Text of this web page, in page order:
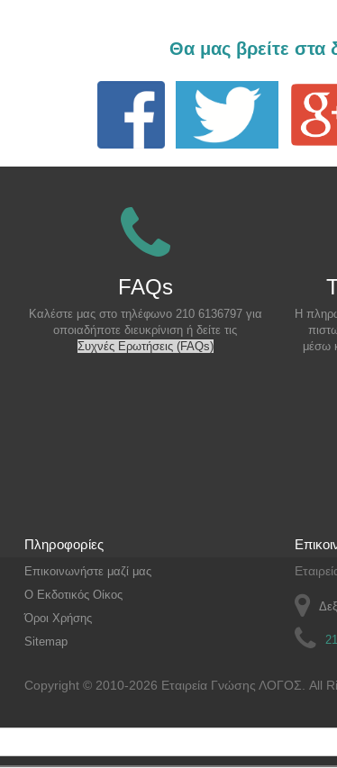
Θα μας βρείτε στα
FAQs
Καλέστε μας στο τηλέφωνο 210 6136797 για
οποιαδήποτε διευκρίνιση ή δείτε τις
Συχνές Ερωτήσεις (FAQs)
Η
μέσω
Πληροφορίες
Επικοινωνήστε μαζί μας
Ο Εκδοτικός Οίκος
Όροι Χρήσης
Sitemap
Copyright © 2010-2026 Εταιρεία Γνώσης ΛΟΓΟΣ. All